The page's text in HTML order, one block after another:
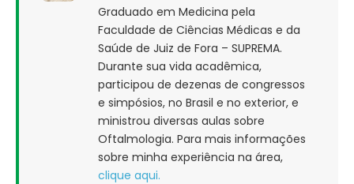
Graduado em Medicina pela
Faculdade de Ciências Médicas e da
Saúde de Juiz de Fora – SUPREMA.
Durante sua vida acadêmica,
participou de dezenas de congressos
e simpósios, no Brasil e no exterior, e
ministrou diversas aulas sobre
Oftalmologia. Para mais informações
sobre minha experiência na área,
clique aqui.